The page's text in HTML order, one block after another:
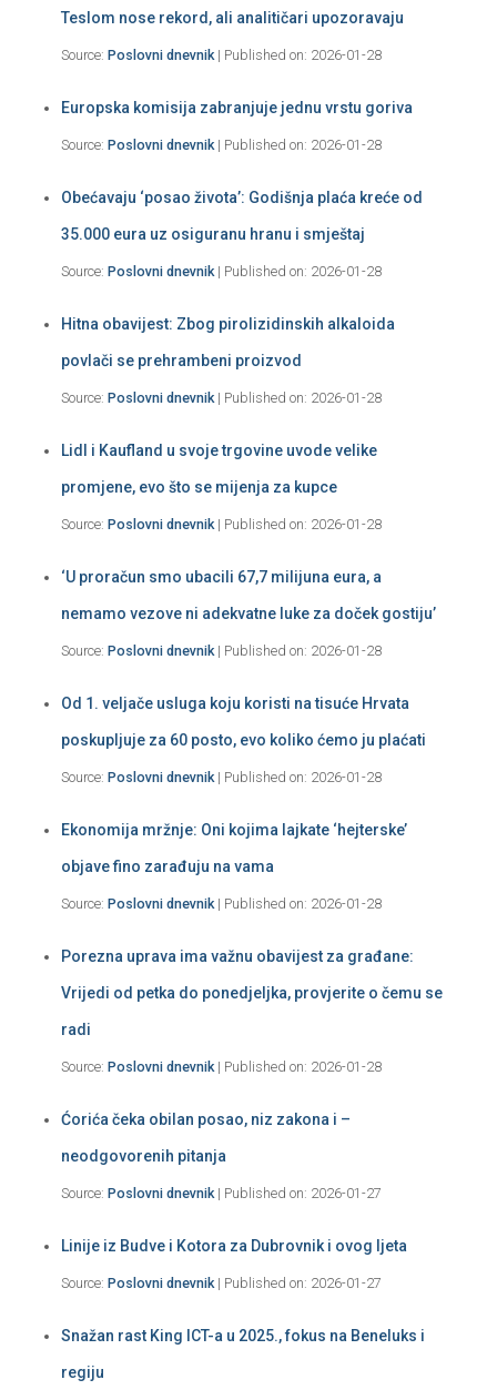
Teslom nose rekord, ali analitičari upozoravaju
Source: Poslovni dnevnik Published on: 2026-01-28
Europska komisija zabranjuje jednu vrstu goriva
Source: Poslovni dnevnik Published on: 2026-01-28
Obećavaju ‘posao života’: Godišnja plaća kreće od
35.000 eura uz osiguranu hranu i smještaj
Source: Poslovni dnevnik Published on: 2026-01-28
Hitna obavijest: Zbog pirolizidinskih alkaloida
povlači se prehrambeni proizvod
Source: Poslovni dnevnik Published on: 2026-01-28
Lidl i Kaufland u svoje trgovine uvode velike
promjene, evo što se mijenja za kupce
Source: Poslovni dnevnik Published on: 2026-01-28
‘U proračun smo ubacili 67,7 milijuna eura, a
nemamo vezove ni adekvatne luke za doček gostiju’
Source: Poslovni dnevnik Published on: 2026-01-28
Od 1. veljače usluga koju koristi na tisuće Hrvata
poskupljuje za 60 posto, evo koliko ćemo ju plaćati
Source: Poslovni dnevnik Published on: 2026-01-28
Ekonomija mržnje: Oni kojima lajkate ‘hejterske’
objave fino zarađuju na vama
Source: Poslovni dnevnik Published on: 2026-01-28
Porezna uprava ima važnu obavijest za građane:
Vrijedi od petka do ponedjeljka, provjerite o čemu se
radi
Source: Poslovni dnevnik Published on: 2026-01-28
Ćorića čeka obilan posao, niz zakona i –
neodgovorenih pitanja
Source: Poslovni dnevnik Published on: 2026-01-27
Linije iz Budve i Kotora za Dubrovnik i ovog ljeta
Source: Poslovni dnevnik Published on: 2026-01-27
Snažan rast King ICT-a u 2025., fokus na Beneluks i
regiju